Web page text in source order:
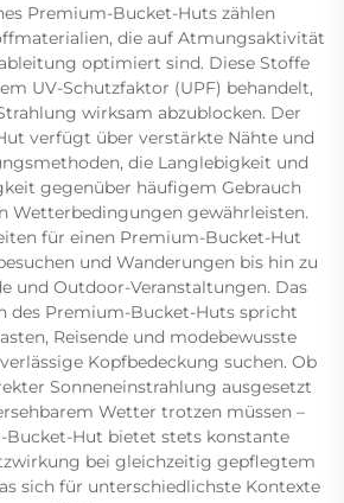
Premium-Bucket-Huts zählen
die auf Atmungsaktivität
optimiert sind. Diese Stoffe
UV-Schutzfaktor (UPF) behandelt,
wirksam abzublocken. Der
verfügt über verstärkte Nähte und
die Langlebigkeit und
gegenüber häufigem Gebrauch
Wetterbedingungen gewährleisten.
für einen Premium-Bucket-Hut
und Wanderungen bis hin zu
und Outdoor-Veranstaltungen. Das
des Premium-Bucket-Huts spricht
Reisende und modebewusste
Kopfbedeckung suchen. Ob
Sonneneinstrahlung ausgesetzt
Wetter trotzen müssen –
Bucket-Hut bietet stets konstante
bei gleichzeitig gepflegtem
sich für unterschiedlichste Kontexte